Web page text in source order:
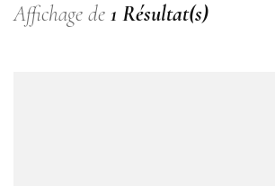
Affichage de 1 Résultat(s)